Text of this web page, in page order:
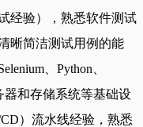
经验），熟悉软件测试
晰简洁测试用例的能
、Python、
器和存储系统等基础设
）流水线经验，熟悉